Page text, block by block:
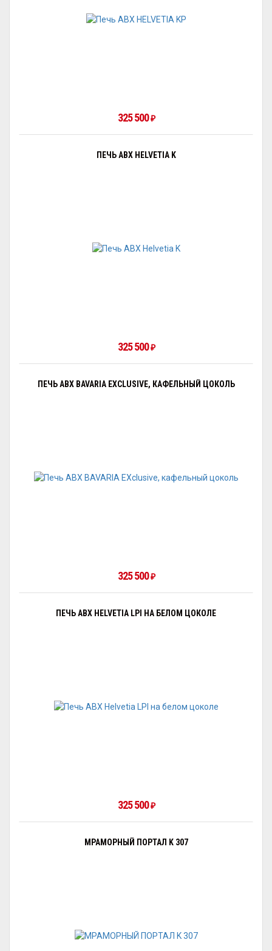
325 500₽
ПЕЧЬ ABX HELVETIA K
325 500₽
ПЕЧЬ ABX BAVARIA EXCLUSIVE, КАФЕЛЬНЫЙ ЦОКОЛЬ
325 500₽
ПЕЧЬ ABX HELVETIA LPI НА БЕЛОМ ЦОКОЛЕ
325 500₽
МРАМОРНЫЙ ПОРТАЛ K 307